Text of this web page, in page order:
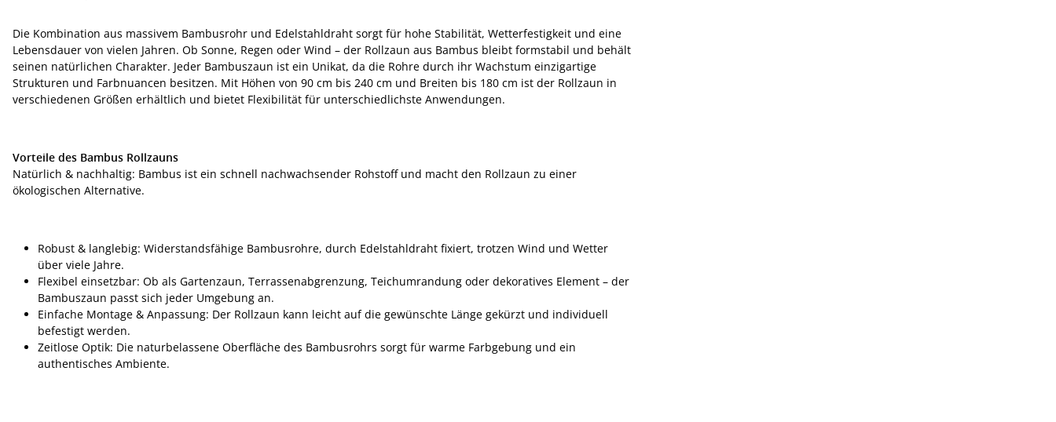
Die Kombination aus massivem Bambusrohr und Edelstahldraht sorgt für hohe Stabilität, Wetterfestigkeit und eine
Lebensdauer von vielen Jahren. Ob Sonne, Regen oder Wind – der Rollzaun aus Bambus bleibt formstabil und behält
seinen natürlichen Charakter. Jeder Bambuszaun ist ein Unikat, da die Rohre durch ihr Wachstum einzigartige
Strukturen und Farbnuancen besitzen. Mit Höhen von 90 cm bis 240 cm und Breiten bis 180 cm ist der Rollzaun in
verschiedenen Größen erhältlich und bietet Flexibilität für unterschiedlichste Anwendungen.
Vorteile des Bambus Rollzauns
Natürlich & nachhaltig: Bambus ist ein schnell nachwachsender Rohstoff und macht den Rollzaun zu einer
ökologischen Alternative.
Robust & langlebig: Widerstandsfähige Bambusrohre, durch Edelstahldraht fixiert, trotzen Wind und Wetter
über viele Jahre.
Flexibel einsetzbar: Ob als Gartenzaun, Terrassenabgrenzung, Teichumrandung oder dekoratives Element – der
Bambuszaun passt sich jeder Umgebung an.
Einfache Montage & Anpassung: Der Rollzaun kann leicht auf die gewünschte Länge gekürzt und individuell
befestigt werden.
Zeitlose Optik: Die naturbelassene Oberfläche des Bambusrohrs sorgt für warme Farbgebung und ein
authentisches Ambiente.